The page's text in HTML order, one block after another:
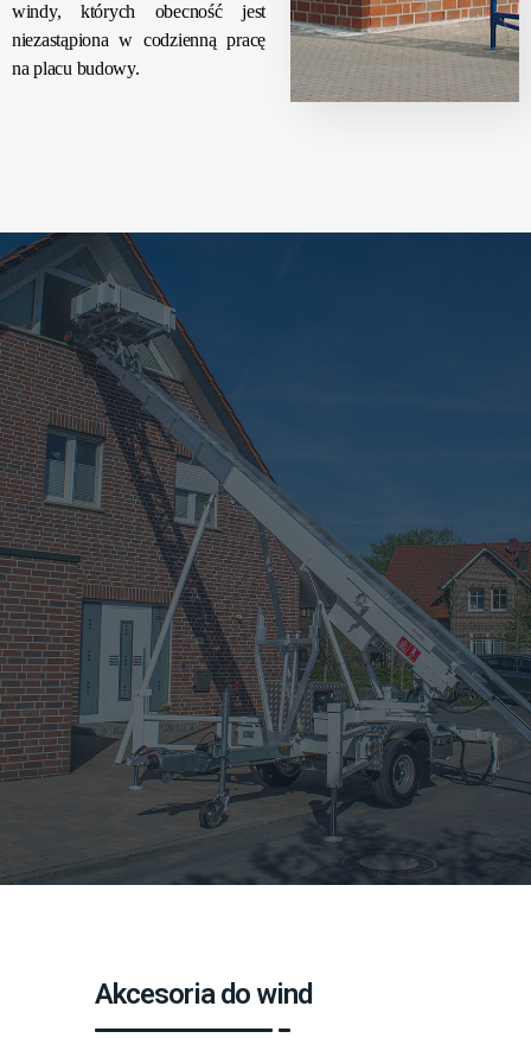
windy, których obecność jest
niezastąpiona w codzienną pracę
na placu budowy.
Akcesoria do wind